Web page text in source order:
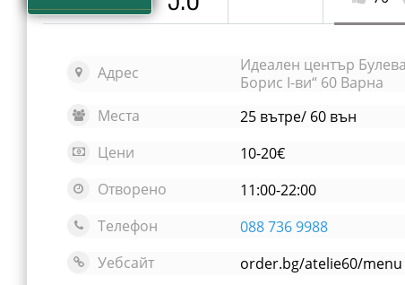
Адрес
Идеален център
Борис I-ви“ 60 Варна
Места
25 вътре/ 60 вън
Цени
10-20€
Отворено
11:00-22:00
Телефон
088 736 9988
Уебсайт
order.bg/atelie60/menu